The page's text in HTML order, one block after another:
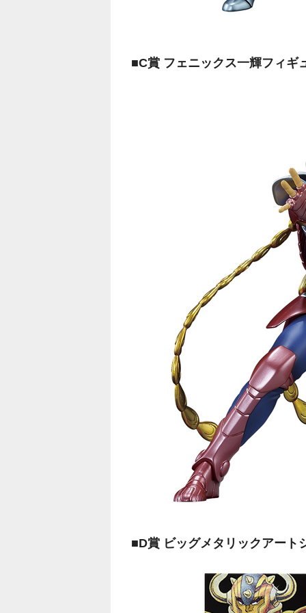
■C賞 フェニックス一輝フィギ
■D賞 ビッグメタリックアート